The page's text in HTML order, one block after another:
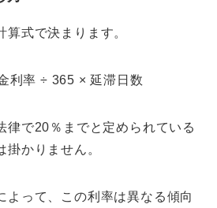
式で決まります。
利率 ÷ 365 × 延滞日数
律で20％までと定められている
掛かりません。
よって、この利率は異なる傾向